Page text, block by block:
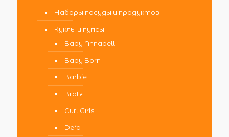
Наборы посуды и продуктов
Куклы и пупсы
Baby Annabell
Baby Born
Barbie
Bratz
CurliGirls
Defa